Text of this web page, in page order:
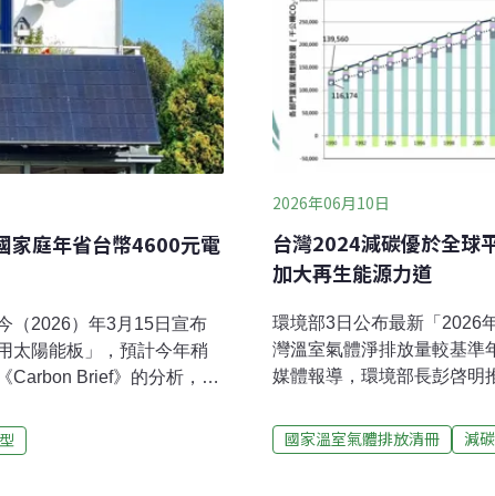
家庭年省台幣4600元電
（2026）年3月15日宣布
太陽能板」，預計今年稍
Carbon Brief》的分析，
相當於每年節省110英鎊
？跟傳統屋頂型太陽能板
2026年06月10日
台灣2024減碳優於全球
加大再生能源力道
環境部3日公布最新「2026
灣溫室氣體淨排放量較基準
媒體報導，環境部長彭啓明
嗎？台灣氣候行動網絡研究
勢描述，更應討論數字背後
國家溫室氣體排放清冊 減碳